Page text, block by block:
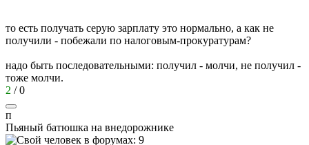
то есть получать серую зарплату это нормально, а как не
получили - побежали по налоговым-прокуратурам?
надо быть последовательными: получил - молчи, не получил -
тоже молчи.
2 /0
п
Пьяный батюшка на внедорожнике